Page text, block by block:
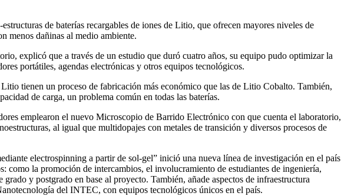
de baterías recargables de iones de Litio, que ofrecen mayores niveles de
menos dañinas al medio ambiente.
explicó que a través de un estudio que duró cuatro años, su equipo pudo optimizar la
portátiles, agendas electrónicas y otros equipos tecnológicos.
tienen un proceso de fabricación más económico que las de Litio Cobalto. También,
de carga, un problema común en todas las baterías.
emplearon el nuevo Microscopio de Barrido Electrónico con que cuenta el laboratorio,
al igual que multidopajes con metales de transición y diversos procesos de
electrospinning a partir de sol-gel” inició una nueva línea de investigación en el país
como la promoción de intercambios, el involucramiento de estudiantes de ingeniería,
y postgrado en base al proyecto. También, añade aspectos de infraestructura
del INTEC, con equipos tecnológicos únicos en el país.